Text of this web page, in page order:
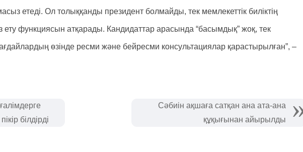
етеді. Ол толыққанды президент болмайды, тек мемлекеттік биліктің
ету функциясын атқарады. Кандидаттар арасында “басымдық” жоқ, тек
жағдайлардың өзінде ресми және бейресми консультациялар қарастырылған”, –
білдірді
Сәбиін ақшаға сатқан ана ата-ана
құқығынан айырылды